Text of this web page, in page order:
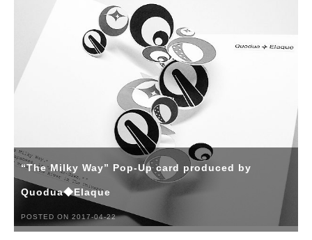
“The Milky Way” Pop-Up card produced by
Quodua◆Elaque
POSTED ON 2017-04-22